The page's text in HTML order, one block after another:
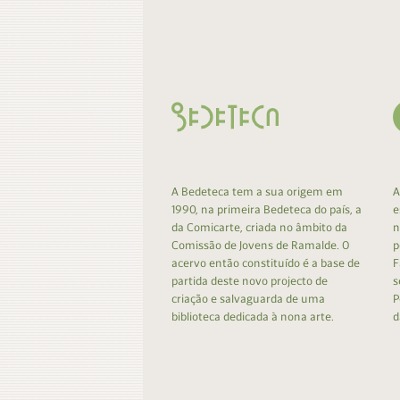
A Bedeteca tem a sua origem em
1990, na primeira Bedeteca do país, a
da Comicarte, criada no âmbito da
Comissão de Jovens de Ramalde. O
acervo então constituído é a base de
partida deste novo projecto de
criação e salvaguarda de uma
biblioteca dedicada à nona arte.